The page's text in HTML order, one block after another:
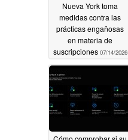
Nueva York toma
medidas contra las
prácticas engañosas
en materia de
suscripciones 07/14/2026